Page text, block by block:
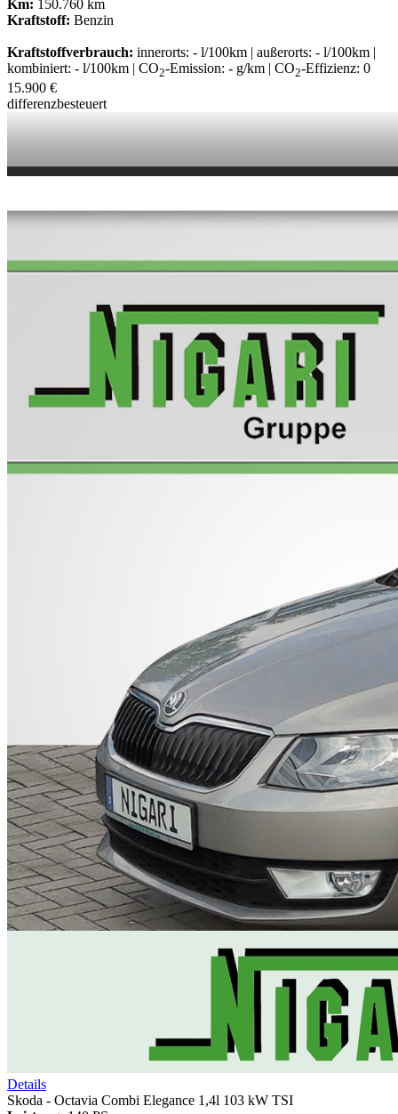
Km: 150.760 km
Kraftstoff: Benzin
Kraftstoffverbrauch: innerorts: - l/100km | außerorts: - l/100km |
kombiniert: - l/100km | CO2-Emission: - g/km | CO2-Effizienz: 0
15.900 €
differenzbesteuert
Details
Skoda - Octavia Combi Elegance 1,4l 103 kW TSI